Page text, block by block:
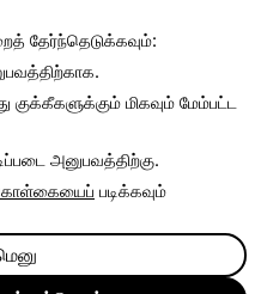
திறக்கிறது.
தேர்ந்தெடுக்கவும்:
மிகவும் மேம்பட்ட
அனுபவத்திற்கு.
படிக்கவும்